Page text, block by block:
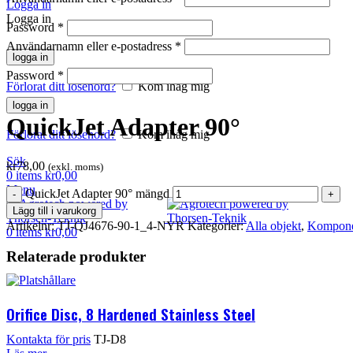
Password *
logga in
Förlorat ditt lösenord? Kom ihåg mig
Logga in
Logga in
Användarnamn eller e-postadress *
Password *
logga in
Förlorat ditt lösenord?
Kom ihåg mig
Sök
0 items kr0,00
Menu
0items kr0,00
Klicka för att förstora
QuickJet Adapter 90°
kr78,00 (exkl. moms)
QuickJet Adapter 90° mängd
Lägg till i varukorg
Artikelnr:TJ-QJ4676-90-1_4-NYRKategorier:Alla objekt,
Relaterade produkter
Orifice Disc, 8 Hardened Stainless Steel
Kontakta för pris TJ-D8